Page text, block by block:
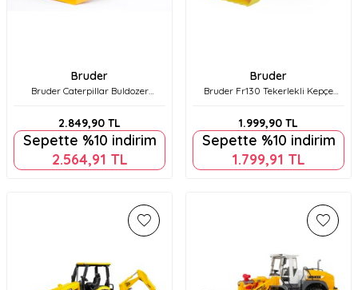
Bruder
Bruder Caterpillar Buldozer
2.849,90 TL
Sepette %10 indirim
2.564,91 TL
Bruder
Bruder Fr130 Tekerlekli Kepçe
1.999,90 TL
Sepette %10 indirim
1.799,91 TL